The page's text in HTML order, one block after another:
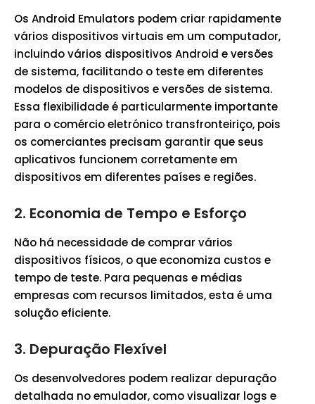
Os Android Emulators podem criar rapidamente
vários dispositivos virtuais em um computador,
incluindo vários dispositivos Android e versões
de sistema, facilitando o teste em diferentes
modelos de dispositivos e versões de sistema.
Essa flexibilidade é particularmente importante
para o comércio eletrónico transfronteiriço, pois
os comerciantes precisam garantir que seus
aplicativos funcionem corretamente em
dispositivos em diferentes países e regiões.
2. Economia de Tempo e Esforço
Não há necessidade de comprar vários
dispositivos físicos, o que economiza custos e
tempo de teste. Para pequenas e médias
empresas com recursos limitados, esta é uma
solução eficiente.
3. Depuração Flexível
Os desenvolvedores podem realizar depuração
detalhada no emulador, como visualizar logs e